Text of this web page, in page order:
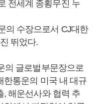
전세계 종횡무진 누
의 수장으로서 CJ대한
뛰었다.
의 글로벌부문장으로
한통운의 미국 내 대규
, 해운선사와 협력 추